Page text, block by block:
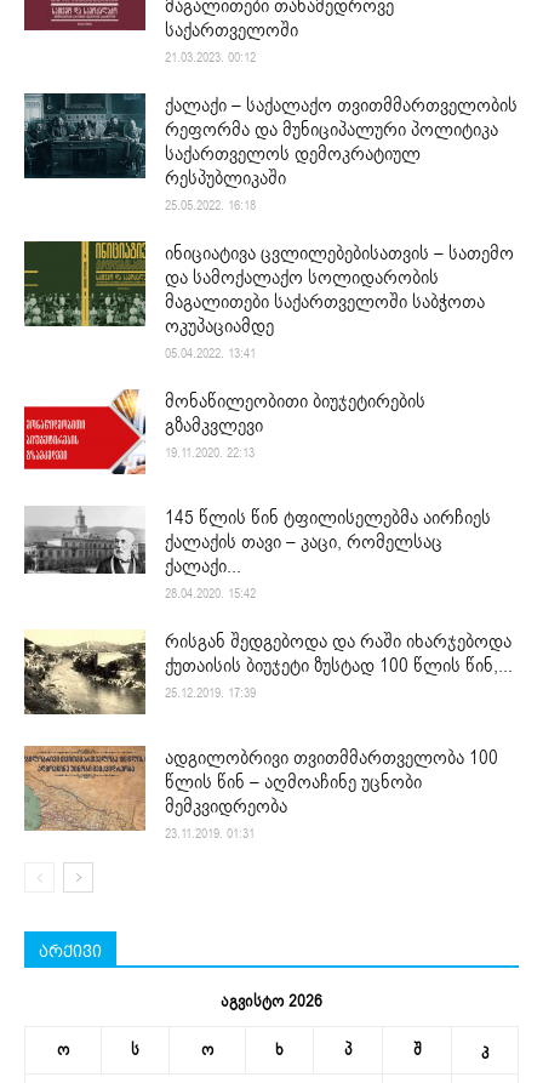
მაგალითები თანამედროვე
საქართველოში
21.03.2023. 00:12
ქალაქი – საქალაქო თვითმმართველობის
რეფორმა და მუნიციპალური პოლიტიკა
საქართველოს დემოკრატიულ
რესპუბლიკაში
25.05.2022. 16:18
ინიციატივა ცვლილებებისათვის – სათემო
და სამოქალაქო სოლიდარობის
მაგალითები საქართველოში საბჭოთა
ოკუპაციამდე
05.04.2022. 13:41
მონაწილეობითი ბიუჯეტირების
გზამკვლევი
19.11.2020. 22:13
145 წლის წინ ტფილისელებმა აირჩიეს
ქალაქის თავი – კაცი, რომელსაც
ქალაქი...
28.04.2020. 15:42
რისგან შედგებოდა და რაში იხარჯებოდა
ქუთაისის ბიუჯეტი ზუსტად 100 წლის წინ,...
25.12.2019. 17:39
ადგილობრივი თვითმმართველობა 100
წლის წინ – აღმოაჩინე უცნობი
მემკვიდრეობა
23.11.2019. 01:31
არქივი
აგვისტო 2026
ო ს ო ხ პ შ კ